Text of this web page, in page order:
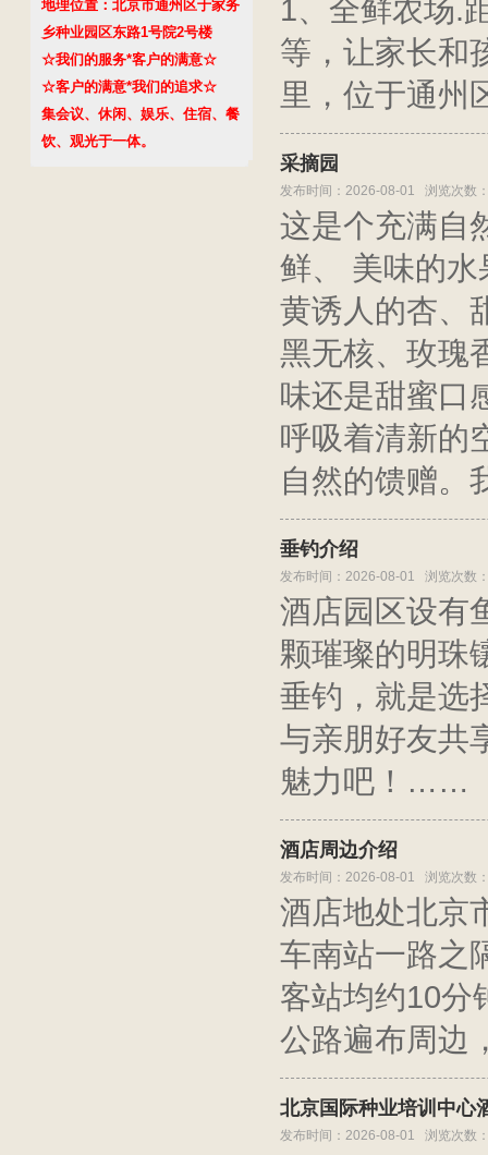
地理位置：北京市通州区于家务
乡种业园区东路1号院2号楼
☆我们的服务*客户的满意☆
☆客户的满意*我们的追求☆
集会议、休闲、娱乐、住宿、餐
饮、观光于一体。
1、全鲜农场.
等，让家长和
里，位于通
采摘园
发布时间：2026-08-01 浏览次数
这是个充满自
鲜、 美味的
黄诱人的杏、
黑无核、玫瑰
味还是甜蜜口
呼吸着清新的
自然的馈赠
垂钓介绍
发布时间：2026-08-01 浏览次数
酒店园区设有
颗璀璨的明珠
垂钓，就是选
与亲朋好友共
魅力吧！……
酒店周边介绍
发布时间：2026-08-01 浏览次数
酒店地处北京
车南站一路之
客站均约10分
公路遍布周
北京国际种业培训中心
发布时间：2026-08-01 浏览次数